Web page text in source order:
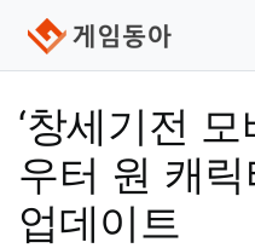
‘창세기전
우터 원 캐릭
업데이트